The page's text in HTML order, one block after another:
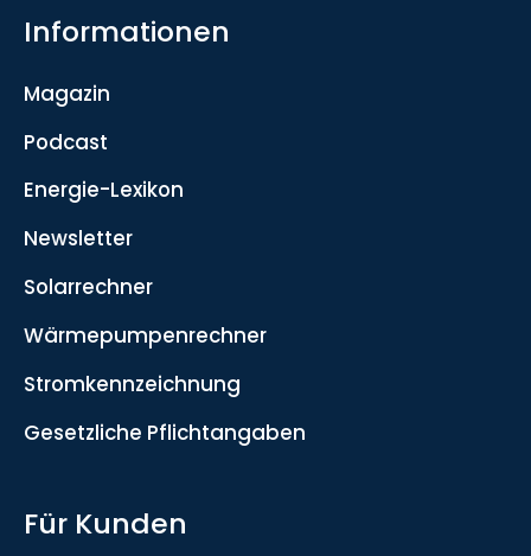
Informationen
Magazin
Podcast
Energie-Lexikon
Newsletter
Solarrechner
Wärmepumpenrechner
Stromkennzeichnung
Gesetzliche Pflichtangaben
Für Kunden